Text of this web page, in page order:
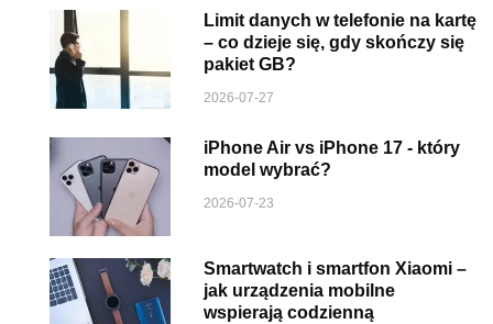
Limit danych w telefonie na kartę
– co dzieje się, gdy skończy się
pakiet GB?
2026-07-27
iPhone Air vs iPhone 17 - który
model wybrać?
2026-07-23
Smartwatch i smartfon Xiaomi –
jak urządzenia mobilne
wspierają codzienną